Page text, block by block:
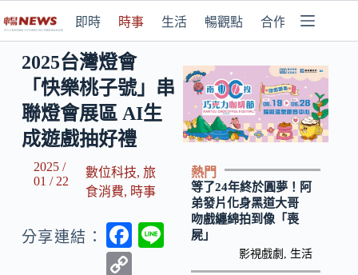
即時 時事 生活 暢觀點 合作媒體
2025台灣燈會
「快樂桃子號」串
聯燈會展區 AI生
成遊戲抽好禮
2025 /
01 / 22
數位科技,旅
食消費, 時事
分享連結：
F
熱門
等了24年終於圓夢！阿
弟發片化身黑道大哥
吻戲纏綿拍到像「喪
屍」
影視戲劇 生活